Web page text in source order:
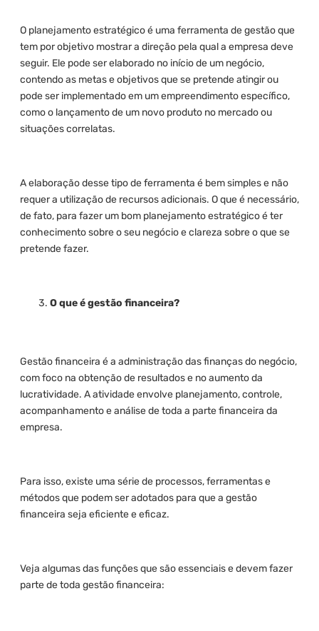
O planejamento estratégico é uma ferramenta de gestão que
tem por objetivo mostrar a direção pela qual a empresa deve
seguir. Ele pode ser elaborado no início de um negócio,
contendo as metas e objetivos que se pretende atingir ou
pode ser implementado em um empreendimento específico,
como o lançamento de um novo produto no mercado ou
situações correlatas.
A elaboração desse tipo de ferramenta é bem simples e não
requer a utilização de recursos adicionais. O que é necessário,
de fato, para fazer um bom planejamento estratégico é ter
conhecimento sobre o seu negócio e clareza sobre o que se
pretende fazer.
O que é gestão financeira?
Gestão financeira é a administração das finanças do negócio,
com foco na obtenção de resultados e no aumento da
lucratividade. A atividade envolve planejamento, controle,
acompanhamento e análise de toda a parte financeira da
empresa.
Para isso, existe uma série de processos, ferramentas e
métodos que podem ser adotados para que a gestão
financeira seja eficiente e eficaz.
Veja algumas das funções que são essenciais e devem fazer
parte de toda gestão financeira: